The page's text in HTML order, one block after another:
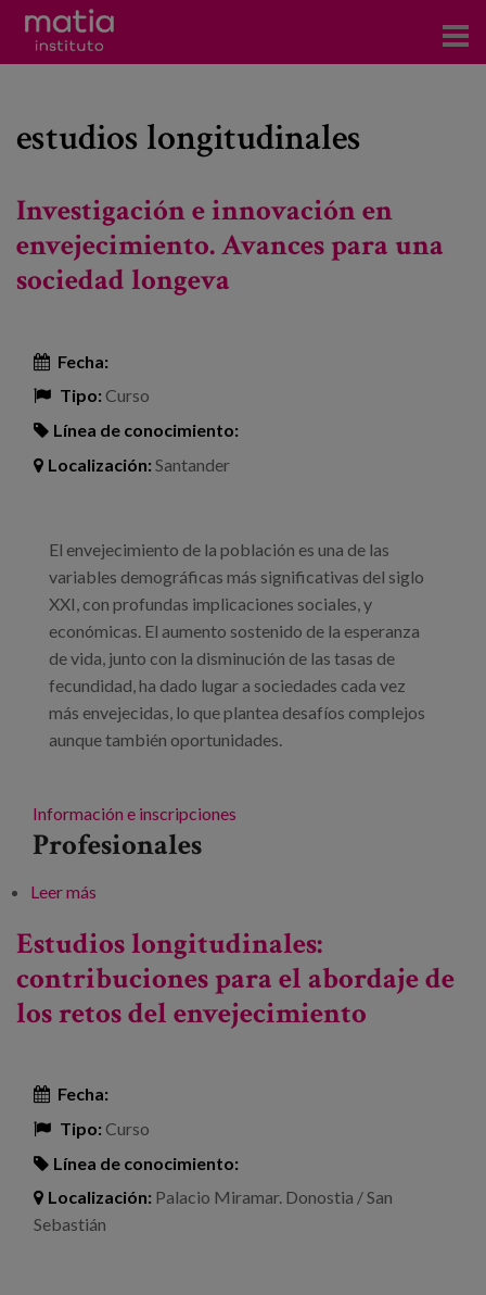
Investigación
Participación en foros
Consultoría
Noticias
Trabaja con nosotros
Canal de denuncias
estudios longitudinales
Investigación e innovación en
envejecimiento. Avances para una
sociedad longeva
Fecha:
Tipo:Curso
Línea de conocimiento:
Localización:Santander
El envejecimiento de la población es una de las
variables demográficas más significativas del siglo
XXI, con profundas implicaciones sociales, y
económicas. El aumento sostenido de la esperanza
de vida, junto con la disminución de las tasas de
fecundidad, ha dado lugar a sociedades cada vez
más envejecidas, lo que plantea desafíos complejos
aunque también oportunidades.
Información e inscripciones
Profesionales
Leer más
Estudios longitudinales:
contribuciones para el abordaje de
los retos del envejecimiento
Fecha:
Tipo:Curso
Línea de conocimiento:
Localización: Palacio Miramar. Donostia / San
Sebastián